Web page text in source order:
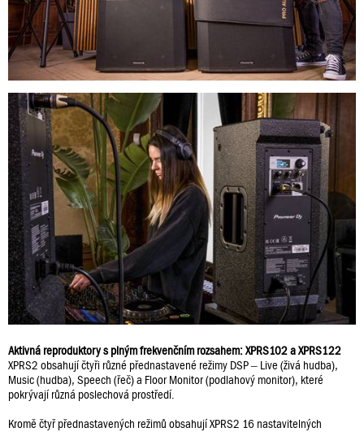
Aktivná reproduktory s plným frekvenčním rozsahem: XPRS102 a XPRS122
XPRS2 obsahují čtyři různé přednastavené režimy DSP – Live (živá hudba),
Music (hudba), Speech (řeč) a Floor Monitor (podlahový monitor), které
pokrývají různá poslechová prostředí.
Kromě čtyř přednastavených režimů obsahují XPRS2 16 nastavitelných